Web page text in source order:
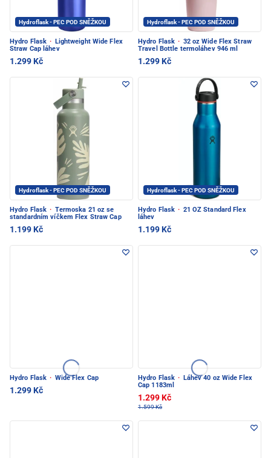
Hydroflask - PEC POD SNĚŽKOU
Hydro Flask ·
Lightweight Wide Flex
Straw Cap láhev
1.299 Kč
Hydroflask - PEC POD SNĚŽKOU
Hydro Flask · 32 oz Wide Flex Straw
Travel Bottle termoláhev 946 ml
1.299 Kč
Hydroflask - PEC POD SNĚŽKOU
Hydro Flask · Termoska 21 oz se
standardním víčkem Flex Straw Cap
1.199 Kč
Hydroflask - PEC POD SNĚŽKOU
Hydro Flask · 21 OZ Standard Flex
láhev
1.199 Kč
Hydro Flask · Wide Flex Cap
1.299 Kč
Hydro Flask ·
Láhev 40 oz Wide Flex
Cap 1183ml
1.299 Kč
1.599 Kč